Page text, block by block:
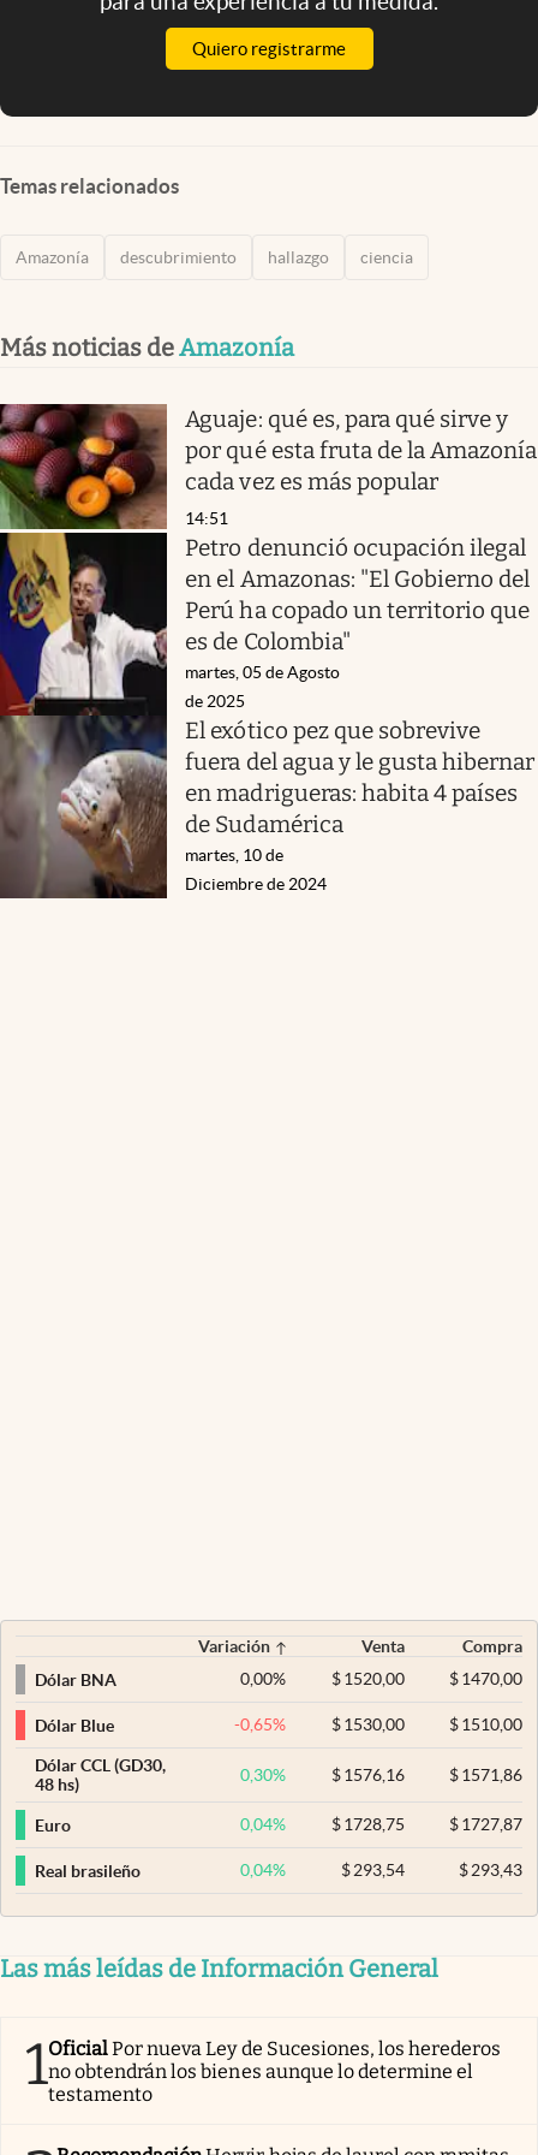
Quiero registrarme
Temas relacionados
Amazonía descubrimiento hallazgo ciencia
Más noticias deAmazonía
Aguaje: qué es, para qué sirve y
por qué esta fruta de la Amazonía
cada vez es más popular
14:51
Petro denunció ocupación ilegal
en el Amazonas: "El Gobierno del
Perú ha copado un territorio que
es de Colombia"
martes, 05 de Agosto
de 2025
El exótico pez que sobrevive
fuera del agua y le gusta hibernar
en madrigueras: habita 4 países
de Sudamérica
martes, 10 de
Diciembre de 2024
Variación Venta
Compra
Dólar BNA
0,00% $ 1520,00 $1470,00
Dólar Blue -0,65% $ 1530,00 $1510,00
Dólar CCL (GD30,
48 hs)
0,30% $ 1576,16 $1571,86
Euro 0,04% $ 1728,75 $1727,87
Real brasileño 0,04% $293,54 $293,43
Las más leídas de Información General
1OficialPor nueva Ley de Sucesiones, los herederos
no obtendrán los bienes aunque lo determine el
testamento